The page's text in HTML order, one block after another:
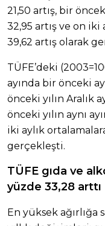
21,50 artış, bir
32,95 artış ve on
39,62 artış olarak
TÜFE’deki
ayında bir önceki
önceki yılın Aralık
önceki yılın aynı
iki aylık
gerçekleşti.
TÜFE gıda ve
yüzde 33,28 arttı
En yüksek